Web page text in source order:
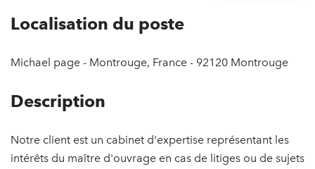
Localisation du poste
Michael page - Montrouge, France - 92120 Montrouge
Description
Notre client est un cabinet d'expertise représentant les
intérêts du maître d'ouvrage en cas de litiges ou de sujets